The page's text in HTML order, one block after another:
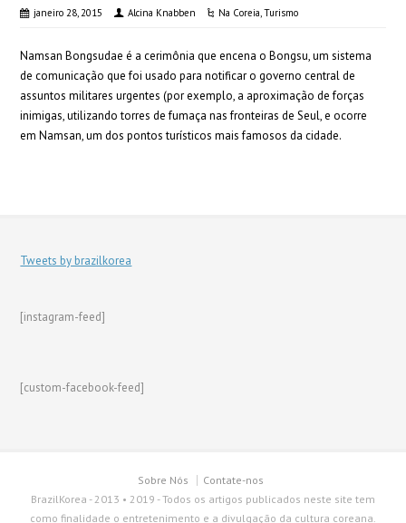
janeiro 28, 2015 Alcina Knabben Na Coreia,Turismo
Namsan Bongsudae é a cerimônia que encena o Bongsu, um sistema
de comunicação que foi usado para notificar o governo central de
assuntos militares urgentes (por exemplo, a aproximação de forças
inimigas, utilizando torres de fumaça nas fronteiras de Seul, e ocorre
em Namsan, um dos pontos turísticos mais famosos da cidade.
Tweets by brazilkorea
[instagram-feed]
[custom-facebook-feed]
Sobre Nós
Contate-nos
BrazilKorea - 2013 • 2019 - Todos os artigos publicados neste site tem
como finalidade o entretenimento e a divulgação da cultura coreana.